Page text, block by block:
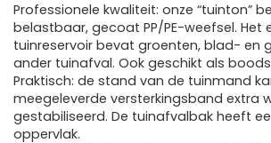
Professionele kwaliteit: onze “tuinton”
belastbaar, gecoat PP/PE-weefsel. Het
tuinreservoir bevat groenten, blad- en
ander tuinafval. Ook geschikt als
Praktisch: de stand van de tuinmand
meegeleverde versterkingsband extra
gestabiliseerd. De tuinafvalbak heeft
oppervlak.